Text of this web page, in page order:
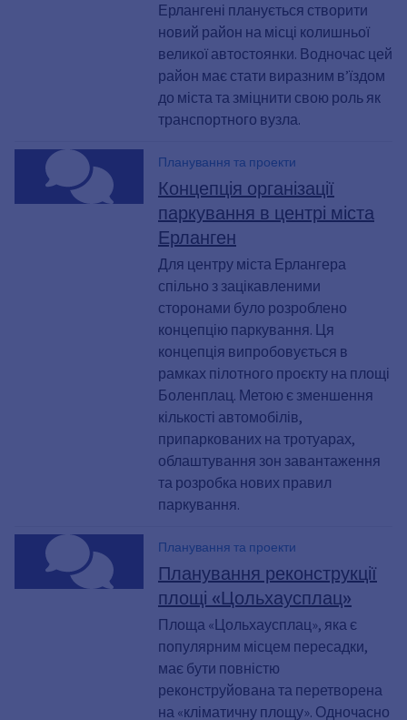
Ерлангені планується створити
новий район на місці колишньої
великої автостоянки. Водночас цей
район має стати виразним в’їздом
до міста та зміцнити свою роль як
транспортного вузла.
Планування та проекти
Концепція організації
паркування в центрі міста
Ерланген
Для центру міста Ерлангера
спільно з зацікавленими
сторонами було розроблено
концепцію паркування. Ця
концепція випробовується в
рамках пілотного проєкту на площі
Боленплац. Метою є зменшення
кількості автомобілів,
припаркованих на тротуарах,
облаштування зон завантаження
та розробка нових правил
паркування.
Планування та проекти
Планування реконструкції
площі «Цольхаусплац»
Площа «Цольхаусплац», яка є
популярним місцем пересадки,
має бути повністю
реконструйована та перетворена
на «кліматичну площу». Одночасно